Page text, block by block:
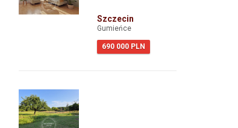
Szczecin
Gumieńce
690 000 PLN